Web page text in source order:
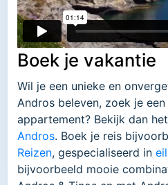
Boek je vakantie
Wil je een unieke en
Andros beleven, zoek je
appartement? Bekijk dan het
Andros. Boek je reis
Reizen, gespecialiseerd in
bijvoorbeeld mooie